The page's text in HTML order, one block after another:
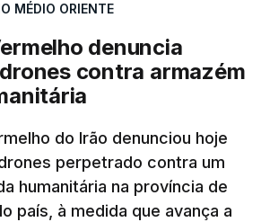
MÉDIO ORIENTE
denuncia
contra armazém
do Irão denunciou hoje
perpetrado contra um
humanitária na província de
país, à medida que avança a